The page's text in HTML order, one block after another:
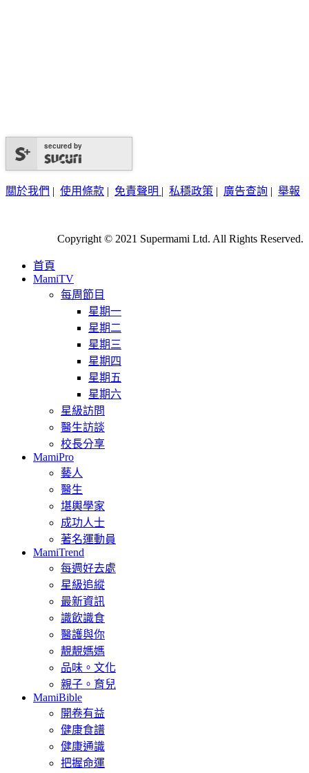
secured by
關於我們 | 使用條款 | 免責聲明 | 私穩政策 | 廣告查詢 | 舉報
Copyright © 2021 Supermami Ltd. All Rights Reserved.
首頁
MamiTV
每周節目
星期一
星期二
星期三
星期四
星期五
星期六
星級訪問
醫生訪談
校長分享
MamiPro
藝人
醫生
堪輿學家
成功人士
著名運動員
MamiTrend
每週好去處
星級追縱
最新資訊
識飲識食
醫護與你
靚靚媽媽
品味。文化
親子。育兒
MamiBible
開卷有益
健康食譜
健康通識
把握命運